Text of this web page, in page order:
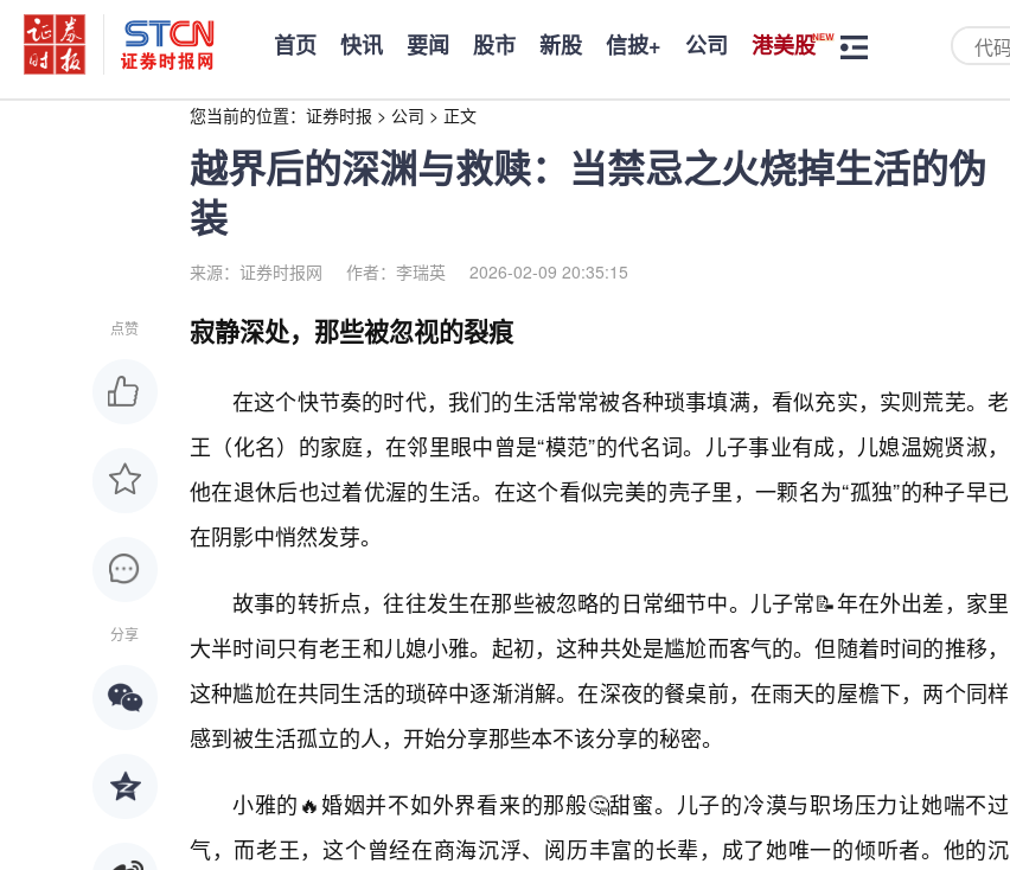
首页 快讯 要闻 股市 新股 信披+ 公司 港美股
您当前的位置： 证券时报 > 公司 > 正文
越界后的深渊与救赎：当禁忌之火烧掉生活的伪
装
来源：证券时报网 作者：李瑞英 2026-02-09 20:35:15
点赞
分享
寂静深处，那些被忽视的裂痕
在这个快节奏的时代，我们的生活常常被各种琐事填满，看似充实，实则荒芜。老
王（化名）的家庭，在邻里眼中曾是“模范”的代名词。儿子事业有成，儿媳温婉贤淑，
他在退休后也过着优渥的生活。在这个看似完美的壳子里，一颗名为“孤独”的种子早已
在阴影中悄然发芽。
故事的转折点，往往发生在那些被忽略的日常细节中。儿子常📝年在外出差，家里
大半时间只有老王和儿媳小雅。起初，这种共处是尴尬而客气的。但随着时间的推移，
这种尴尬在共同生活的琐碎中逐渐消解。在深夜的餐桌前，在雨天的屋檐下，两个同样
感到被生活孤立的人，开始分享那些本不该分享的秘密。
小雅的🔥婚姻并不如外界看来的那般🤔甜蜜。儿子的冷漠与职场压力让她喘不过
气，而老王，这个曾经在商海沉浮、阅历丰富的长辈，成了她唯一的倾听者。他的沉